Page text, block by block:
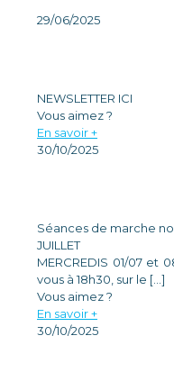
29/06/2025
NEWSLETTER ICI
Vous aimez ?
En savoir +
30/10/2025
Séances de marche
MERCREDIS 01/07 et
vous à 18h30, sur le […]
Vous aimez ?
En savoir +
30/10/2025